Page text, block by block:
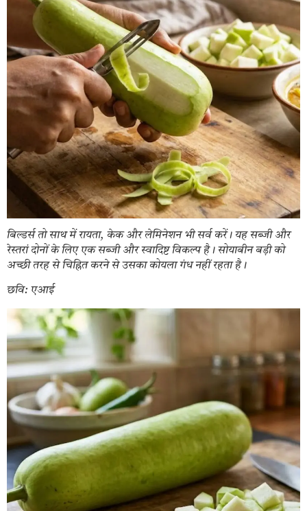
बिल्डर्स तो साथ में रायता, केक और लेमिनेशन भी सर्व करें। यह सब्जी और
रेस्तरां दोनों के लिए एक सब्जी और स्वादिष्ट विकल्प है। सोयाबीन बड़ी को
अच्छी तरह से चिह्नित करने से उसका कोयला गंध नहीं रहता है।
छवि: एआई